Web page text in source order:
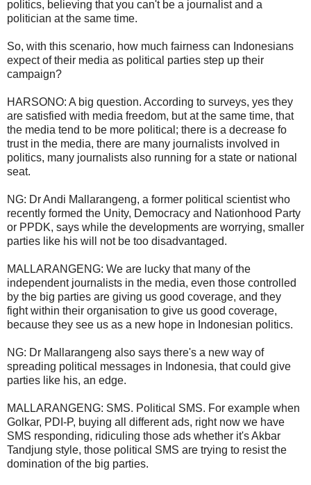
politics, believing that you can't be a journalist and a
politician at the same time.
So, with this scenario, how much fairness can Indonesians
expect of their media as political parties step up their
campaign?
HARSONO: A big question. According to surveys, yes they
are satisfied with media freedom, but at the same time, that
the media tend to be more political; there is a decrease fo
trust in the media, there are many journalists involved in
politics, many journalists also running for a state or national
seat.
NG: Dr Andi Mallarangeng, a former political scientist who
recently formed the Unity, Democracy and Nationhood Party
or PPDK, says while the developments are worrying, smaller
parties like his will not be too disadvantaged.
MALLARANGENG: We are lucky that many of the
independent journalists in the media, even those controlled
by the big parties are giving us good coverage, and they
fight within their organisation to give us good coverage,
because they see us as a new hope in Indonesian politics.
NG: Dr Mallarangeng also says there's a new way of
spreading political messages in Indonesia, that could give
parties like his, an edge.
MALLARANGENG: SMS. Political SMS. For example when
Golkar, PDI-P, buying all different ads, right now we have
SMS responding, ridiculing those ads whether it's Akbar
Tandjung style, those political SMS are trying to resist the
domination of the big parties.